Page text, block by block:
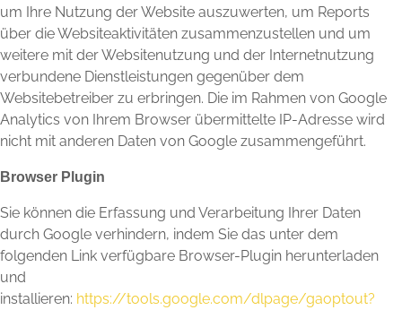
um Ihre Nutzung der Website auszuwerten, um Reports
über die Websiteaktivitäten zusammenzustellen und um
weitere mit der Websitenutzung und der Internetnutzung
verbundene Dienstleistungen gegenüber dem
Websitebetreiber zu erbringen. Die im Rahmen von Google
Analytics von Ihrem Browser übermittelte IP-Adresse wird
nicht mit anderen Daten von Google zusammengeführt.
Browser Plugin
Sie können die Erfassung und Verarbeitung Ihrer Daten
durch Google verhindern, indem Sie das unter dem
folgenden Link verfügbare Browser-Plugin herunterladen
und
installieren: https://tools.google.com/dlpage/gaoptout?